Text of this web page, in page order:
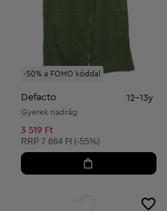
-50% a FOMO kóddal
Defacto 12-13y
Gyerek nadrág
3 519 Ft
Ajánlott ár:
RRP 7 864 Ft (-55%)